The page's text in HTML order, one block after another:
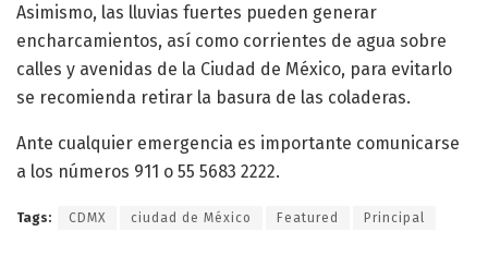
Asimismo, las lluvias fuertes pueden generar
encharcamientos, así como corrientes de agua sobre
calles y avenidas de la Ciudad de México, para evitarlo
se recomienda retirar la basura de las coladeras.
Ante cualquier emergencia es importante comunicarse
a los números 911 o 55 5683 2222.
Tags: CDMX ciudad de México Featured Principal